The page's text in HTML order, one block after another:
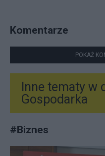
Komentarze
POKAŻ
Inne tematy w
Gospodarka
#Biznes